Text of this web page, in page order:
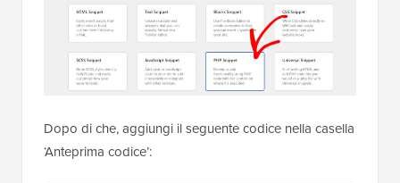
Dopo di che, aggiungi il seguente codice nella casella
‘Anteprima codice’: